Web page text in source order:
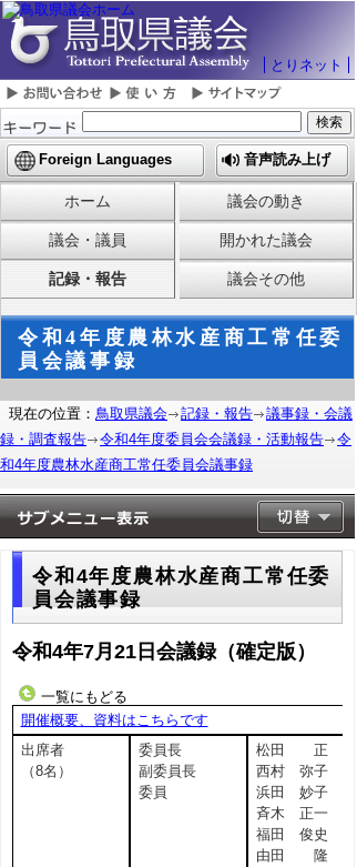
とりネット
Foreign Languages 音声読み上げ
ホーム 議会の動き
議会・議員 開かれた議会
記録・報告 議会その他
令和4年度農林水産商工常任委
員会議事録
現在の位置： 鳥取県議会 記録・報告
議事録・会議
録・調査報告
令和4年度委員会会議録・活動報告
令
和4年度農林水産商工常任委員会議事録
令和4年度農林水産商工常任委
員会議事録
令和4年7月21日会議録（確定版）
一覧にもどる
開催概要、資料はこちらです
出席者
（8名）
委員長
副委員長
委員
松田 正
西村 弥子
浜田 妙子
斉木 正一
福田 俊史
由田 隆